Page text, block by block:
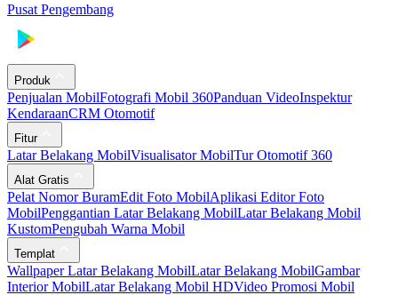
Pusat Pengembang
Produk
Penjualan MobilFotografi Mobil 360Panduan VideoInspektur
KendaraanCRM Otomotif
Fitur
Latar Belakang MobilVisualisator MobilTur Otomotif 360
Alat Gratis
Pelat Nomor BuramEdit Foto MobilAplikasi Editor Foto
MobilPenggantian Latar Belakang MobilLatar Belakang Mobil
KustomPengubah Warna Mobil
Templat
Wallpaper Latar Belakang MobilLatar Belakang MobilGambar
Interior MobilLatar Belakang Mobil HDVideo Promosi Mobil